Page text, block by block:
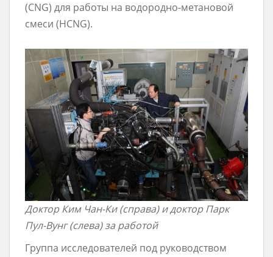
(CNG) для работы на водородно-метановой
смеси (HCNG).
Доктор Ким Чан-Ки (справа) и доктор Парк
Пул-Вунг (слева) за работой
Группа исследователей под руководством